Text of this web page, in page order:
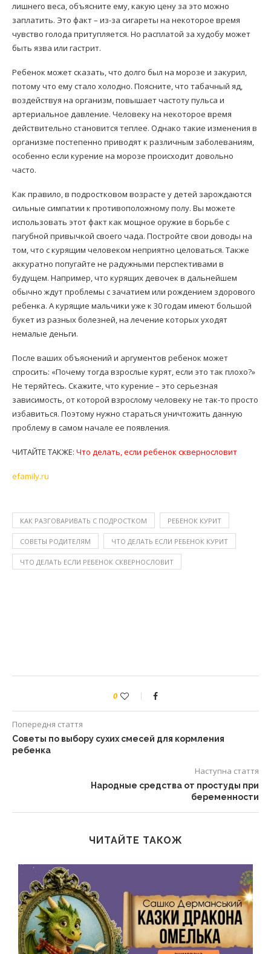
лишнего веса, объясните ему, какую цену за это можно
заплатить. Это факт – из-за сигареты на некоторое время
чувство голода притупляется. Но расплатой за худобу может
быть язва или гастрит.
Ребенок может сказать, что долго был на морозе и закурил,
потому что ему стало холодно. Поясните, что табачный яд,
воздействуя на организм, повышает частоту пульса и
артериальное давление. Человеку на некоторое время
действительно становится теплее. Однако такие изменения в
организме постепенно приводят к различным заболеваниям,
особенно если курение на морозе происходит довольно
часто.
Как правило, в подростковом возрасте у детей зарождаются
сильные симпатии к противоположному полу. Вы можете
использовать этот факт как мощное оружие в борьбе с
пагубной привычкой своего чада. Постройте свои доводы на
том, что с курящим человеком неприятно целоваться. Также
аккуратно попугайте не радужными перспективами в
будущем. Например, что курящих девочек в дальнейшем
обычно ждут проблемы с зачатием или рождением здорового
ребенка. А курящие мальчики уже к 30 годам имеют большой
букет из разных болезней, на лечение которых уходят
немалые деньги.
После ваших объяснений и аргументов ребенок может
спросить: «Почему тогда взрослые курят, если это так плохо?»
Не теряйтесь. Скажите, что курение – это серьезная
зависимость, от которой взрослому человеку не так-то просто
избавиться. Поэтому нужно стараться уничтожить данную
проблему в самом начале ее появления.
ЧИТАЙТЕ ТАКЖЕ: Что делать, если ребенок сквернословит
efamily.ru
КАК РАЗГОВАРИВАТЬ С ПОДРОСТКОМ РЕБЕНОК КУРИТ
СОВЕТЫ РОДИТЕЛЯМ ЧТО ДЕЛАТЬ ЕСЛИ РЕБЕНОК КУРИТ
ЧТО ДЕЛАТЬ ЕСЛИ РЕБЕНОК СКВЕРНОСЛОВИТ
0
Попередня стаття
Советы по выбору сухих смесей для кормления
ребенка
Наступна стаття
Народные средства от простуды при
беременности
ЧИТАЙТЕ ТАКОЖ